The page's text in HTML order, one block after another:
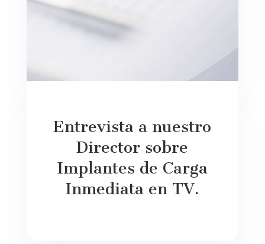
Entrevista a nuestro
Director sobre
Implantes de Carga
Inmediata en TV.